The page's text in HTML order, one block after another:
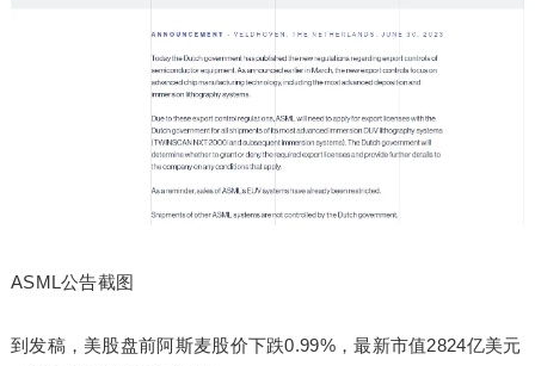
ASML公告截图
到发稿，美股盘前阿斯麦股价下跌0.99%，最新市值2824亿美元